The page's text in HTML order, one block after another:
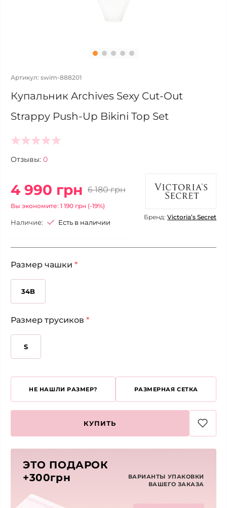
Артикул: swim-888201
Купальник Archives Sexy Cut-Out
Strappy Push-Up Bikini Top Set
Отзывы: 0
4 990 грн 6 180 грн
Вы экономите: 1 190 грн (-19%)
Наличие: Есть в наличии
Бренд: Victoria’s Secret
Размер чашки *
34B
Размер трусиков *
S
НЕ НАШЛИ РАЗМЕР? РАЗМЕРНАЯ СЕТКА
КУПИТЬ
ЭТО ПОДАРОК
+300грн
ВАРИАНТЫ УПАКОВКИ
ВАШЕГО ЗАКАЗА